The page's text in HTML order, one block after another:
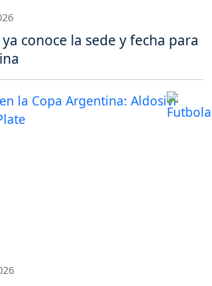
conoce la sede y fecha para